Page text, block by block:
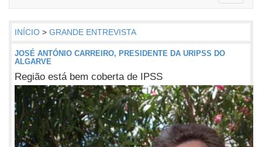
INÍCIO > GRANDE ENTREVISTA
JOSÉ ANTÓNIO CARREIRO, PRESIDENTE DA URIPSS DO
ALGARVE
Região está bem coberta de IPSS